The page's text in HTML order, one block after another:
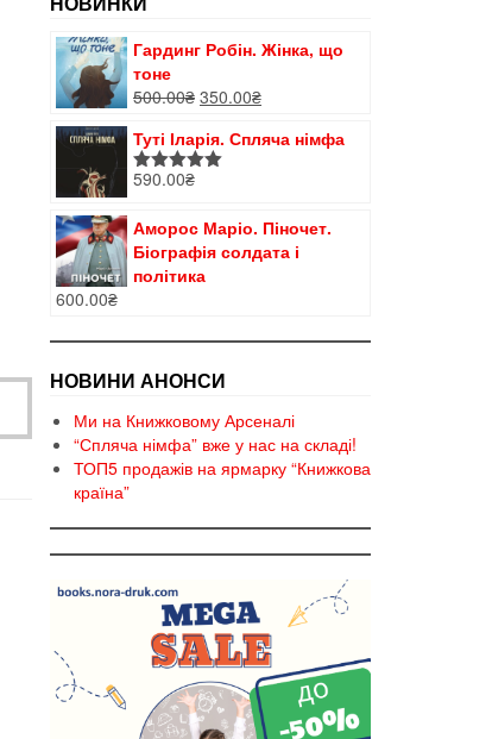
Гардинг Робін. Жінка, що
тоне
500.00₴ Оригінальна
500.00₴.
350.00₴Поточна
350.00₴.
Туті Іларія. Спляча німфа
Оцінено в
590.00₴
Аморос Маріо. Піночет.
Біографія солдата і
політика
600.00₴
НОВИНИ АНОНСИ
Ми на Книжковому Арсеналі
“Спляча німфа” вже у нас на складі!
ТОП5 продажів на ярмарку “Книжкова
країна”